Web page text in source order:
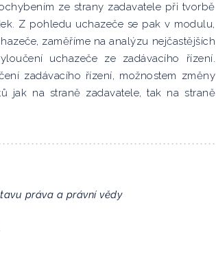
ze strany zadavatele při tvorbě
Z pohledu uchazeče se pak v modulu,
zaměříme na analýzu nejčastějších
uchazeče ze zadávacího řízení.
zadávacího řízení, možnostem změny
jak na straně zadavatele, tak na straně
práva a právní vědy